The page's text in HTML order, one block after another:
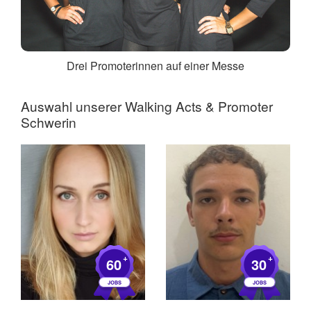
Drei Promoterinnen auf einer Messe
Auswahl unserer Walking Acts & Promoter
Schwerin
60+ 30+